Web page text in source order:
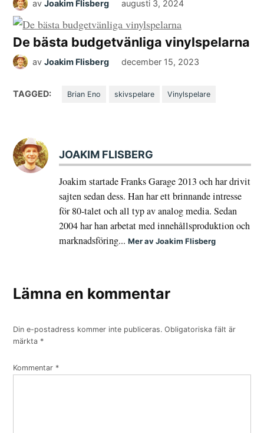
av Joakim Flisberg augusti 3, 2024
De bästa budgetvänliga vinylspelarna
av Joakim Flisberg december 15, 2023
TAGGED: Brian Eno skivspelare Vinylspelare
JOAKIM FLISBERG
Joakim startade Franks Garage 2013 och har drivit
sajten sedan dess. Han har ett brinnande intresse
för 80-talet och all typ av analog media. Sedan
2004 har han arbetat med innehållsproduktion och
marknadsföring...Mer av Joakim Flisberg
Lämna en kommentar
Din e-postadress kommer inte publiceras. Obligatoriska fält är
märkta *
Kommentar *